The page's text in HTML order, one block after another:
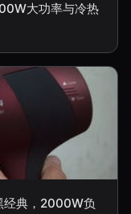
大功率与冷热
经典，2000W负